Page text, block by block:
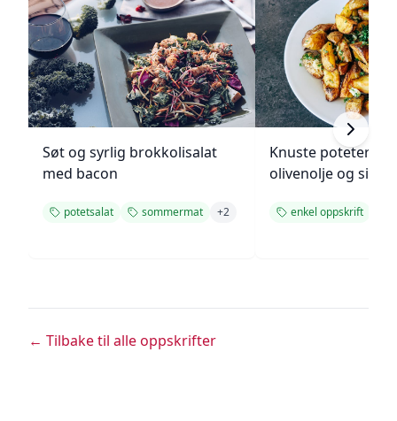
Søt og syrlig brokkolisalat
med bacon
potetsalat sommermat +2
Knuste poteter
olivenolje og sitron
enkel oppskrift
← Tilbake til alle oppskrifter